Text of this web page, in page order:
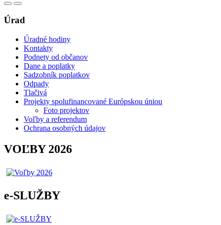
Úrad
Úradné hodiny
Kontakty
Podnety od občanov
Dane a poplatky
Sadzobník poplatkov
Odpady
Tlačivá
Projekty spolufinancované Európskou úniou
Foto projektov
Voľby a referendum
Ochrana osobných údajov
VOĽBY 2026
e-SLUŽBY